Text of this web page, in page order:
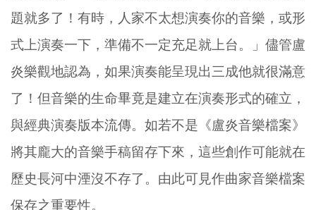
題就多了！有時，人家不太想演奏你的音樂，或形
式上演奏一下，準備不一定充足就上台。」儘管盧
炎樂觀地認為，如果演奏能呈現出三成他就很滿意
了！但音樂的生命畢竟是建立在演奏形式的確立，
與經典演奏版本流傳。如若不是《盧炎音樂檔案》
將其龐大的音樂手稿留存下來，這些創作可能就在
歷史長河中湮沒不存了。由此可見作曲家音樂檔案
保存之重要性。